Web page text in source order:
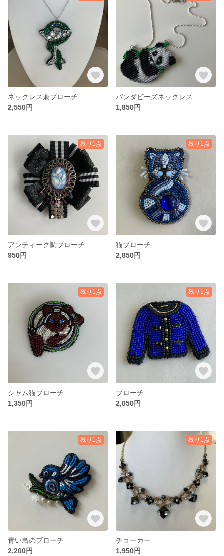
ネックレス兼ブローチ
2,550円
パンダビーズネックレス
1,850円
残り1点
アンティーク調ブローチ
950円
残り1点
猫ブローチ
2,850円
残り1点
シャム猫ブローチ
1,350円
残り1点
ブローチ
2,050円
残り1点
青い鳥のブローチ
2,200円
残り1点
チョーカー
1,950円